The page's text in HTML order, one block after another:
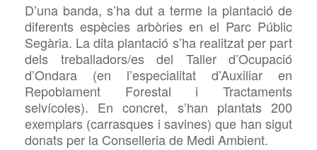
D’una banda, s’ha dut a terme la plantació de
diferents espècies arbòries en el Parc Públic
Segària. La dita plantació s’ha realitzat per part
dels treballadors/es del Taller d’Ocupació
d’Ondara (en l’especialitat d’Auxiliar en
Repoblament Forestal i Tractaments
selvícoles). En concret, s’han plantats 200
exemplars (carrasques i savines) que han sigut
donats per la Conselleria de Medi Ambient.